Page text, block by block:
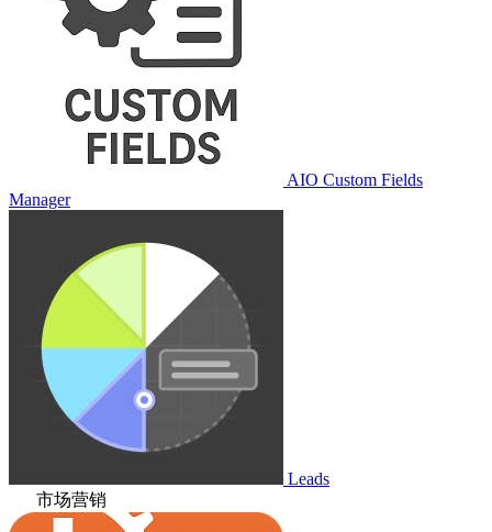
AIO Custom Fields
Manager
Leads
市场营销